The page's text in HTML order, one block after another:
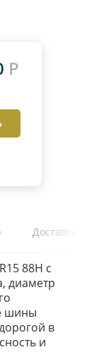
Р
Доставка и
88H с
диаметр
шины
в
и